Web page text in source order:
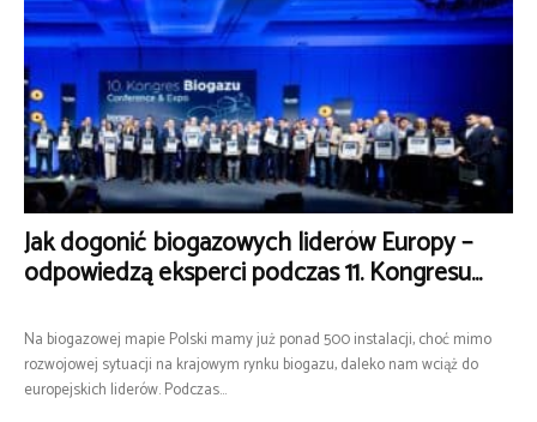
Jak dogonić biogazowych liderów Europy –
odpowiedzą eksperci podczas 11. Kongresu...
Na biogazowej mapie Polski mamy już ponad 500 instalacji, choć mimo
rozwojowej sytuacji na krajowym rynku biogazu, daleko nam wciąż do
europejskich liderów. Podczas...